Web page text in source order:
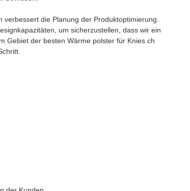
die Planung der Produktoptimierung.
um sicherzustellen, dass wir ein
Gebiet der besten Wärme polster für Knies ch